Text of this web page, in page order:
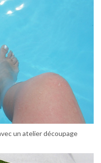
un atelier découpage